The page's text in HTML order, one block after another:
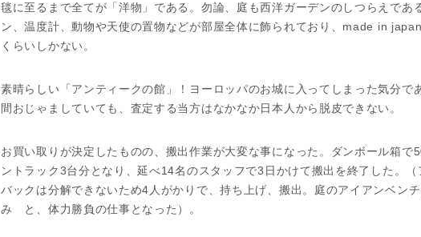
毯に至るまで全てが「洋物」である。勿論、庭も西洋ガーデンのしつらえであ
ン、温度計、動物や天使の置物などが部屋全体に飾られており、made in
くらいしかない。
素晴らしい「アンティークの館」！ヨーロッパのお城に入ってしまった気分で
間おじゃましていても、査定する当方はなかなか日本人から脱皮できない。
お買い取りが決定したものの、搬出作業が大変な事になった。ダンボール箱で
ントラック3台分となり、延べ14名のスタッフで3日かけて搬出を終了した。
バックは分解できないため4人がかりで、持ち上げ、搬出。庭のアイアンベン
みゝと、体力勝負の仕事となった）。